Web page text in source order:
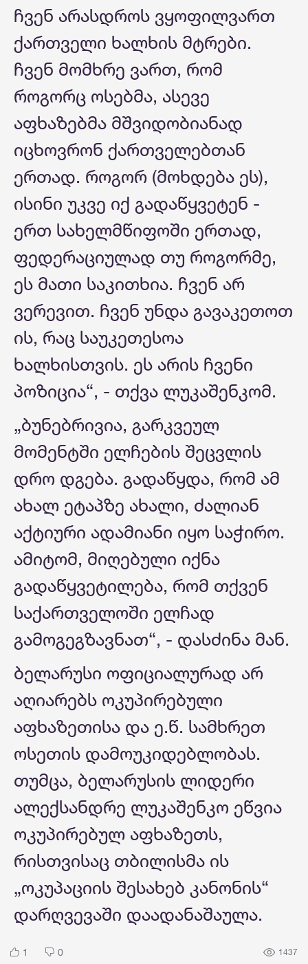
ჩვენ არასდროს ვყოფილვართ
ქართველი ხალხის მტრები.
ჩვენ მომხრე ვართ, რომ
როგორც ოსებმა, ასევე
აფხაზებმა მშვიდობიანად
იცხოვრონ ქართველებთან
ერთად. როგორ (მოხდება ეს),
ისინი უკვე იქ გადაწყვეტენ -
ერთ სახელმწიფოში ერთად,
ფედერაციულად თუ როგორმე,
ეს მათი საკითხია. ჩვენ არ
ვერევით. ჩვენ უნდა გავაკეთოთ
ის, რაც საუკეთესოა
ხალხისთვის. ეს არის ჩვენი
პოზიცია“, - თქვა ლუკაშენკომ.
„ბუნებრივია, გარკვეულ
მომენტში ელჩების შეცვლის
დრო დგება. გადაწყდა, რომ ამ
ახალ ეტაპზე ახალი, ძალიან
აქტიური ადამიანი იყო საჭირო.
ამიტომ, მიღებული იქნა
გადაწყვეტილება, რომ თქვენ
საქართველოში ელჩად
გამოგეგზავნათ“, - დასძინა მან.
ბელარუსი ოფიციალურად არ
აღიარებს ოკუპირებული
აფხაზეთისა და ე.წ. სამხრეთ
ოსეთის დამოუკიდებლობას.
თუმცა, ბელარუსის ლიდერი
ალექსანდრე ლუკაშენკო ეწვია
ოკუპირებულ აფხაზეთს,
რისთვისაც თბილისმა ის
„ოკუპაციის შესახებ კანონის“
დარღვევაში დაადანაშაულა.
1 0 1437